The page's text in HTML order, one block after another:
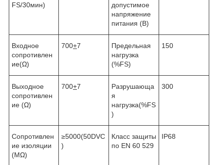
FS/30мин)
допустимое
напряжение
питания (В)
Входное
сопротивлен
ие(Ω)
700+7
Предельная
нагрузка
(%FS)
150
Выходное
сопротивлен
ие (Ω)
700+7
Разрушающа
я
нагрузка(%FS
)
300
Сопротивлен
ие изоляции
(MΩ)
≥5000(50DVC
)
Класс защиты
по EN 60 529
IP68